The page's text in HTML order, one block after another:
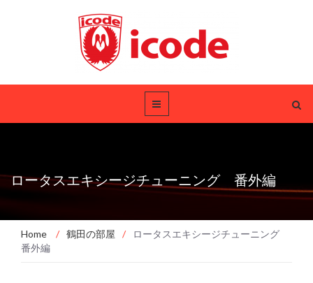
ロータスエキシージチューニング 番外編
Home / 鶴田の部屋 /
ロータスエキシージチューニング
番外編